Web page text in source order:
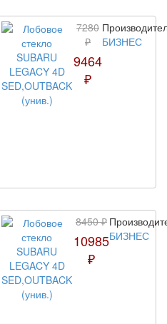
7280
₽
9464
₽
БИЗНЕС
8450 ₽
10985
₽
БИЗНЕС